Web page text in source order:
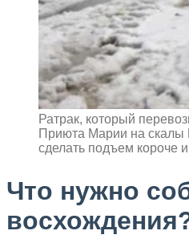
Ратрак, который
Приюта Марии на скалы
сделать подъем короче и
Что нужно